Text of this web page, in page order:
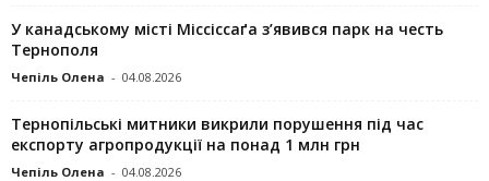
У канадському місті Міссіссаґа з’явився парк на честь
Тернополя
Чепіль Олена - 04.08.2026
Тернопільські митники викрили порушення під час
експорту агропродукції на понад 1 млн грн
Чепіль Олена - 04.08.2026